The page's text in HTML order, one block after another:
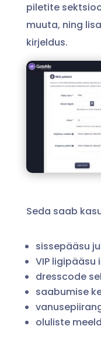
piletite
muuta, ning
kirjeldus.
Seda saab
sissepääsu
VIP ligipääsu
dresscode
saabumise
oluliste